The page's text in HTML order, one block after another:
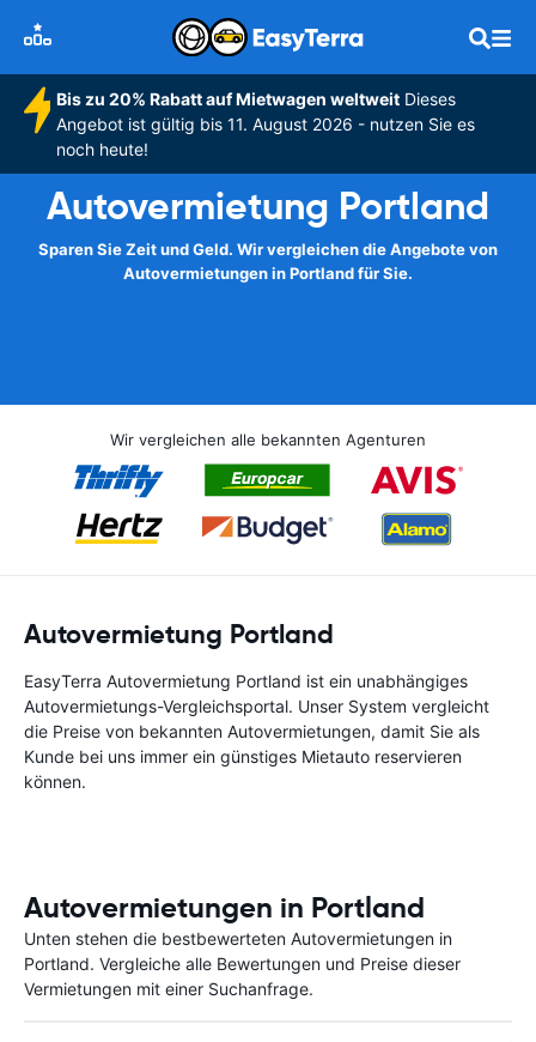
Bis zu 20% Rabatt auf Mietwagen weltweitDieses
Angebot ist gültig bis 11. August 2026 - nutzen Sie es
noch heute!
Autovermietung Portland
Sparen Sie Zeit und Geld. Wir vergleichen die Angebote von
Autovermietungen in Portland für Sie.
Wir vergleichen alle bekannten Agenturen
Autovermietung Portland
EasyTerra Autovermietung Portland ist ein unabhängiges
Autovermietungs-Vergleichsportal. Unser System vergleicht
die Preise von bekannten Autovermietungen, damit Sie als
Kunde bei uns immer ein günstiges Mietauto reservieren
können.
Autovermietungen in Portland
Unten stehen die bestbewerteten Autovermietungen in
Portland. Vergleiche alle Bewertungen und Preise dieser
Vermietungen mit einer Suchanfrage.